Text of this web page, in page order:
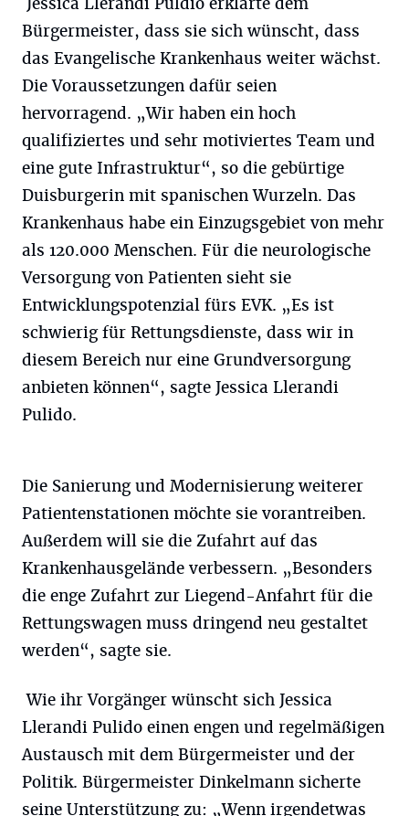
Bürgermeister, dass sie sich wünscht, dass
das Evangelische Krankenhaus weiter wächst.
Die Voraussetzungen dafür seien
hervorragend. „Wir haben ein hoch
qualifiziertes und sehr motiviertes Team und
eine gute Infrastruktur“, so die gebürtige
Duisburgerin mit spanischen Wurzeln. Das
Krankenhaus habe ein Einzugsgebiet von mehr
als 120.000 Menschen. Für die neurologische
Versorgung von Patienten sieht sie
Entwicklungspotenzial fürs EVK. „Es ist
schwierig für Rettungsdienste, dass wir in
diesem Bereich nur eine Grundversorgung
anbieten können“, sagte Jessica Llerandi
Pulido.
Die Sanierung und Modernisierung weiterer
Patientenstationen möchte sie vorantreiben.
Außerdem will sie die Zufahrt auf das
Krankenhausgelände verbessern. „Besonders
die enge Zufahrt zur Liegend-Anfahrt für die
Rettungswagen muss dringend neu gestaltet
werden“, sagte sie.
Wie ihr Vorgänger wünscht sich Jessica
Llerandi Pulido einen engen und regelmäßigen
Austausch mit dem Bürgermeister und der
Politik. Bürgermeister Dinkelmann sicherte
seine Unterstützung zu: „Wenn irgendetwas